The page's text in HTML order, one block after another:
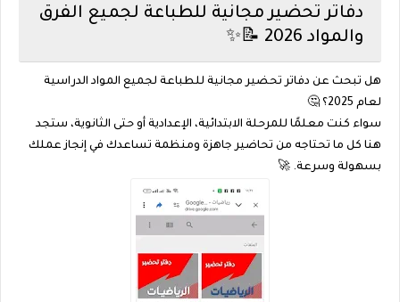
دفاتر تحضير مجانية للطباعة لجميع الفرق
والمواد 2026 📝✨
هل تبحث عندفاتر تحضير مجانية للطباعة لجميع المواد الدراسية
لعام 2025
؟ 🤔
سواء كنت معلمًا للمرحلة الابتدائية، الإعدادية أو حتى الثانوية، ستجد
هنا كل ما تحتاجه منتحاضير جاهزة ومنظمةتساعدك في إنجاز عملك
بسهولة وسرعة. 🚀